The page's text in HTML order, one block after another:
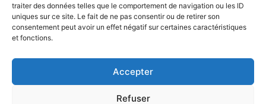
traiter des données telles que le comportement de navigation ou les ID
uniques sur ce site. Le fait de ne pas consentir ou de retirer son
consentement peut avoir un effet négatif sur certaines caractéristiques
et fonctions.
Accepter
Refuser
© Gouvernement du Québec, 2026
Plan du site
Accessibilité
Accès à l'information
Déclaration de services